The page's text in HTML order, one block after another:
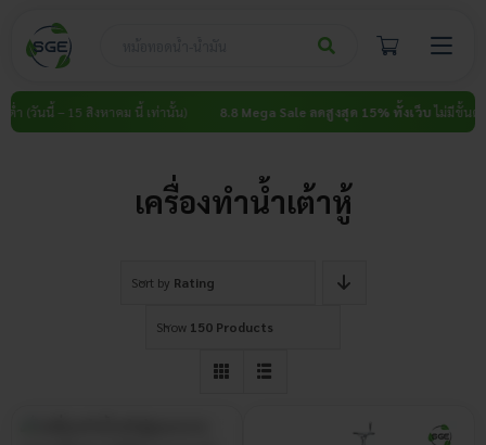
content
(วันนี้ – 15 สิงหาคม นี้ เท่านั้น) 8.8 Mega Sale ลดสูงสุด 15% ทั้งเว็บไม่มีขั้นต่ำ (
เครื่องทำน้ำเต้าหู้
Sort by Rating
Show 150 Products